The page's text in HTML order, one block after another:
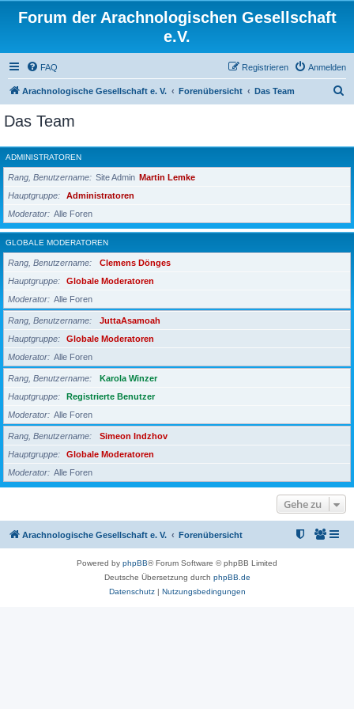
Forum der Arachnologischen Gesellschaft
e.V.
FAQ Anmelden
Registrieren
Arachnologische Gesellschaft e. V. Forenübersicht Das Team
h
e
Das Team
ADMINISTRATOREN
Rang, Benutzername Site Admin Martin Lemke
Hauptgruppe
Administratoren
Moderator
Alle Foren
GLOBALE MODERATOREN
Rang, Benutzername
Clemens Dönges
Hauptgruppe
Globale Moderatoren
Moderator
Alle Foren
Rang, Benutzername
JuttaAsamoah
Hauptgruppe
Globale Moderatoren
Moderator
Alle Foren
Rang, Benutzername
Karola Winzer
Hauptgruppe
Registrierte Benutzer
Moderator
Alle Foren
Rang, Benutzername
Simeon Indzhov
Hauptgruppe
Globale Moderatoren
Moderator
Alle Foren
Gehe zu
Arachnologische Gesellschaft e. V. Forenübersicht
Powered by phpBB® Forum Software © phpBB Limited
Deutsche Übersetzung durch phpBB.de
Datenschutz| Nutzungsbedingungen